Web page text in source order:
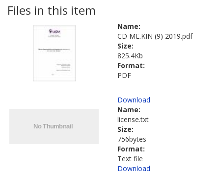
Files in this item
Name:
CD ME.KIN (9) 2019.pdf
Size:
825.4Kb
Format:
PDF
Download
Name:
license.txt
Size:
756bytes
Format:
Text file
Download